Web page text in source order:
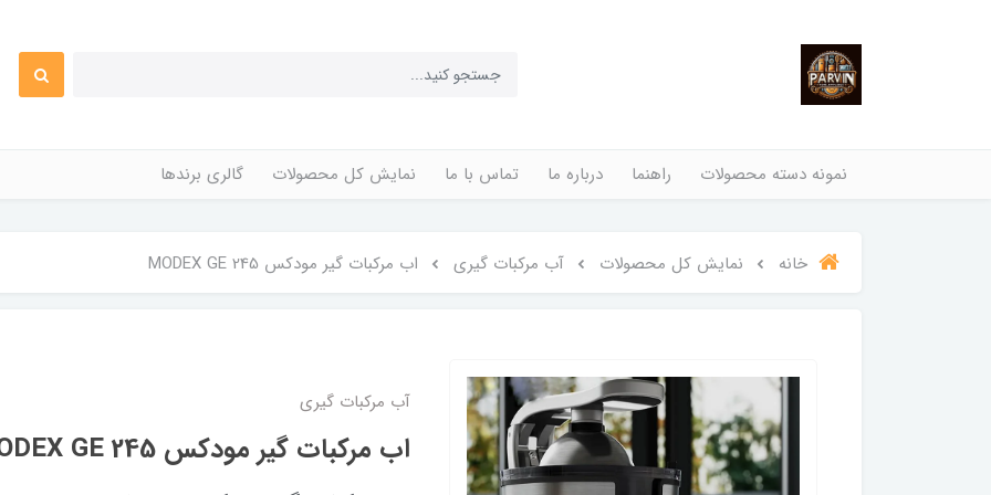
نمونه دسته محصولات راهنما درباره ما تماس با ما نمایش کل محصولات گالری برندها
خانه نمایش کل محصولات آب مرکبات گیری اب مرکبات گیر مودکس MODEX GE 245
آب مرکبات گیری
اب مرکبات گیر مودکس MODEX GE 245